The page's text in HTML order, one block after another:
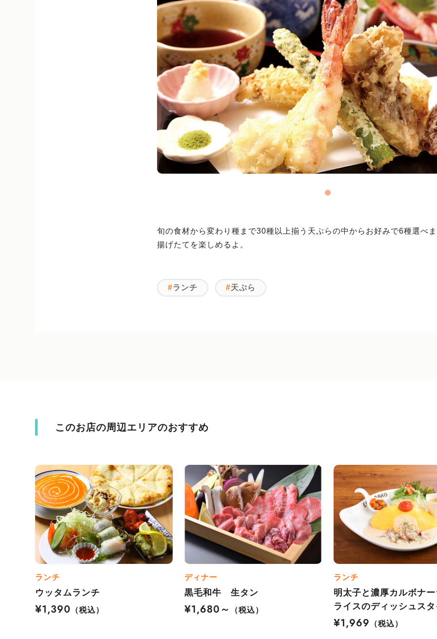
旬の食材から変わり種まで30種以上揃う天ぷらの中からお好みで6種選べ
揚げたてを楽しめるよ。
ランチ 天ぷら
このお店の周辺エリアのおすすめ
ランチ
ウッタムランチ
¥1,390
（税込）
ディナー
黒毛和牛 生タン
¥1,680～
（税込）
ランチ
明太子と濃厚カルボナ
ライスのディッシュス
¥1,969
（税込）